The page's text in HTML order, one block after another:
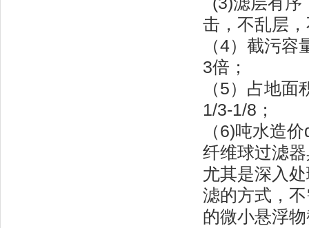
击，不乱层
（4）截污
3倍；
（5）占地
1/3-1/8；
（6)吨水造
纤维球过滤
尤其是深入
滤的方式，
的微小悬浮